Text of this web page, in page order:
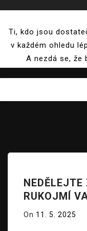
content
Ti, kdo jsou
v každém ohledu
A nezdá se, že
NEDĚLEJTE
RUKOJMÍ
On 11. 5. 2025